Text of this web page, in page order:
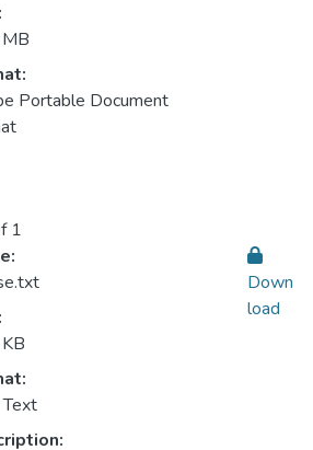
Portable Document
1
Text
Down
load